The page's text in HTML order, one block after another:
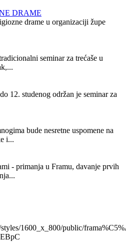
DRAME
drame u organizaciji župe
seminar za trećaše u
12. studenog održan je seminar za
bude nesretne uspomene na
i...
- primanja u Framu, davanje prvih
1600_x_800/public/